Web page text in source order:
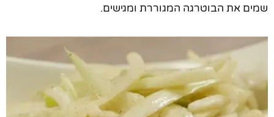
שמים את הבוטרגה המגוררת ומגישים.